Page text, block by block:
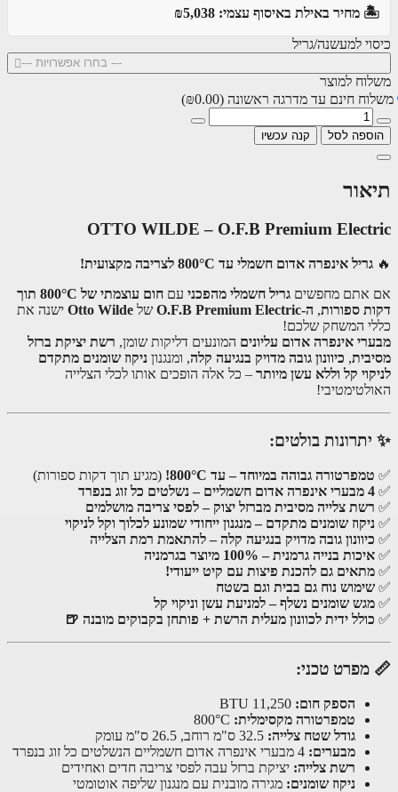
מחיר באילת באיסוף עצמי: ₪5,038
למעשנה/גריל
--- בחרו אפשרויות ---
למוצר
חינם עד מדרגה ראשונה(₪0.00)
לסל קנה עכשיו
OTTO WILDE – O.F.B Premium
גריל אינפרה אדום חשמלי עד 800°C לצריבה מקצועית!
אתם מחפשיםגריל חשמלי מהפכניעם
חום עוצמתי של 800°C תוך
ספורות,ה-O.F.B Premium Electric שלOtto Wildeישנה את
המשחק שלכם!
אינפרה אדום עליוניםהמונעים דליקות שומן,רשת יציקת ברזל
,כיוונון גובה מדויק בנגיעה קלה , ומנגנוןניקוז שומנים מתקדם
קל וללא עשן מיותר– כל אלה הופכים אותו לכלי הצלייה
בולטים:
טמפרטורה גבוהה במיוחד – עד 800°C!
(מגיע תוך דקות ספורות)
רשת צלייה מסיבית מברזל יצוק – לפסי צריבה מושלמים
ניקוז שומנים מתקדם – מנגנון ייחודי שמונע לכלוך וקל לניקוי
כיוונון גובה מדויק בנגיעה קלה – להתאמת רמת הצלייה
איכות בנייה גרמנית – 100% מיוצר בגרמניה
מתאים גם להכנת פיצות עם קיט ייעודי!
שימוש נוח גם בבית וגם בשטח
מגש שומנים נשלף – למניעת עשן וניקוי קל
כולל ידית לכוונון מעלית הרשת + פותחן בקבוקים מובנה 🍺
טכני:
הספק חום:11,250 BTU
טמפרטורה מקסימלית:800°C
גודל שטח צלייה:32.5 ס"מ רוחב, 26.5 ס"מ עומק
מבערים:4 מבערי אינפרה אדום חשמליים הנשלטים כל זוג בנפרד
רשת צלייה:יציקת ברזל עבה לפסי צריבה חדים ואחידים
ניקוז שומנים:מגירה מובנית עם מנגנון שליפה אוטומטי